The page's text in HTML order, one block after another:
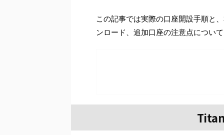
この記事では実際の口座開設手順と
ンロード、追加口座の注意点につい